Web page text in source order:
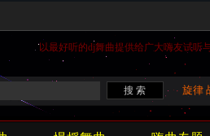
以最好听的dj舞曲提供给广大嗨友试听
旋律